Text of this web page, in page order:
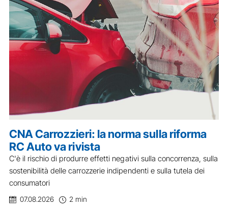
CNA Carrozzieri: la norma sulla riforma
RC Auto va rivista
C'è il rischio di produrre effetti negativi sulla concorrenza, sulla
sostenibilità delle carrozzerie indipendenti e sulla tutela dei
consumatori
07.08.2026 2 min